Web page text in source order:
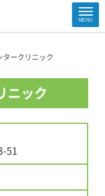
MENU
タークリニック
ニック
51